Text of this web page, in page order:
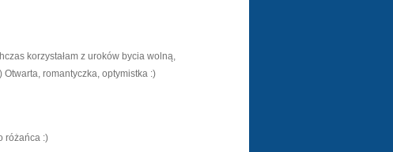
korzystałam z uroków bycia wolną,
romantyczka, optymistka :)
różańca :)